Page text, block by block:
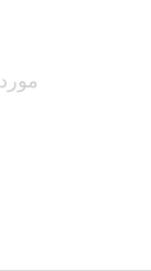
مورد